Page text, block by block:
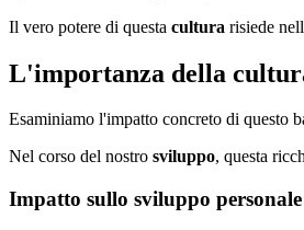
Il vero potere di questa cultura risiede
L'importanza della
Esaminiamo l'impatto concreto di questo
Nel corso del nostro sviluppo, questa
Impatto sullo sviluppo personale